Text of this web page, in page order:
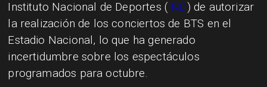
Instituto Nacional de Deportes (IND) de autorizar
la realización de los conciertos de BTS en el
Estadio Nacional, lo que ha generado
incertidumbre sobre los espectáculos
programados para octubre.